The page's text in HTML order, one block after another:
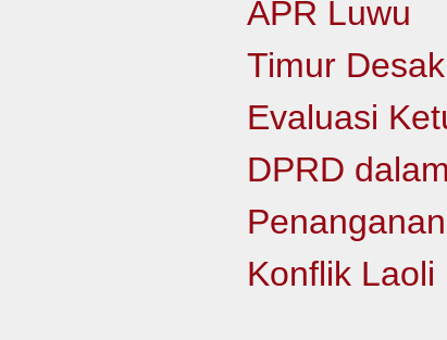
APR Luwu
Timur Desak
Evaluasi
DPRD dalam
Penanganan
Konflik Laoli